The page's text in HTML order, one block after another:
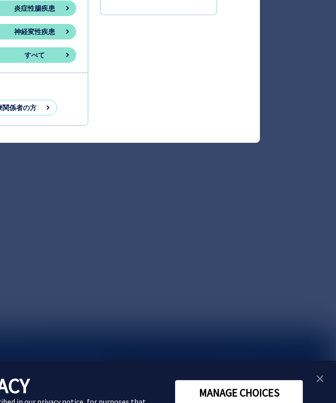
炎症性腸疾患
神経変性疾患
すべて
関係者の方
MANAGE CHOICES